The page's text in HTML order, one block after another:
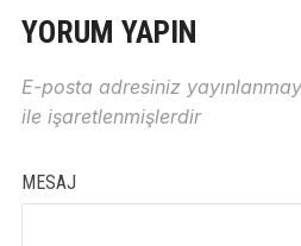
YORUM YAPIN
E-posta adresiniz
ile işaretlenmişlerdir
MESAJ